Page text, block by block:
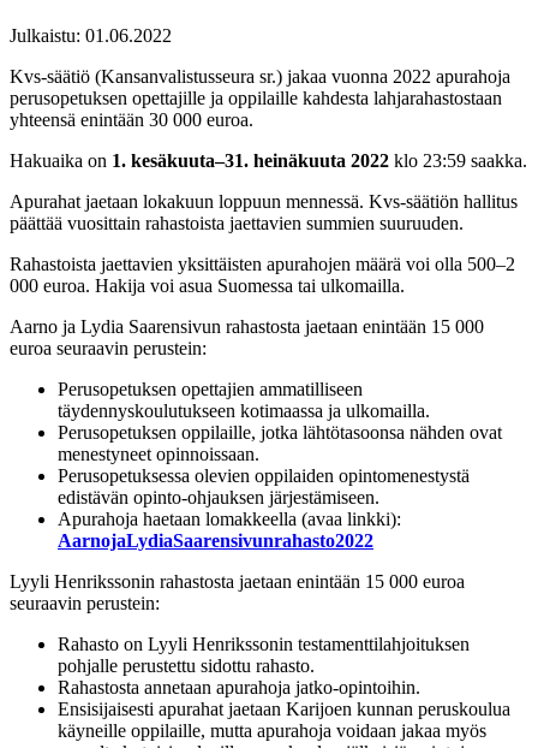
Julkaistu: 01.06.2022
Kvs-säätiö (Kansanvalistusseura sr.) jakaa vuonna 2022 apurahoja
perusopetuksen opettajille ja oppilaille kahdesta lahjarahastostaan
yhteensä enintään 30 000 euroa.
Hakuaika on 1. kesäkuuta–31. heinäkuuta 2022 klo 23:59 saakka.
Apurahat jaetaan lokakuun loppuun mennessä. Kvs-säätiön hallitus
päättää vuosittain rahastoista jaettavien summien suuruuden.
Rahastoista jaettavien yksittäisten apurahojen määrä voi olla 500–2
000 euroa. Hakija voi asua Suomessa tai ulkomailla.
Aarno ja Lydia Saarensivun rahastosta jaetaan enintään 15 000
euroa seuraavin perustein:
Perusopetuksen opettajien ammatilliseen
täydennyskoulutukseen kotimaassa ja ulkomailla.
Perusopetuksen oppilaille, jotka lähtötasoonsa nähden ovat
menestyneet opinnoissaan.
Perusopetuksessa olevien oppilaiden opintomenestystä
edistävän opinto-ohjauksen järjestämiseen.
Apurahoja haetaan lomakkeella (avaa linkki):
AarnojaLydiaSaarensivunrahasto2022
Lyyli Henrikssonin rahastosta jaetaan enintään 15 000 euroa
seuraavin perustein:
Rahasto on Lyyli Henrikssonin testamenttilahjoituksen
pohjalle perustettu sidottu rahasto.
Rahastosta annetaan apurahoja jatko-opintoihin.
Ensisijaisesti apurahat jaetaan Karijoen kunnan peruskoulua
käyneille oppilaille, mutta apurahoja voidaan jakaa myös